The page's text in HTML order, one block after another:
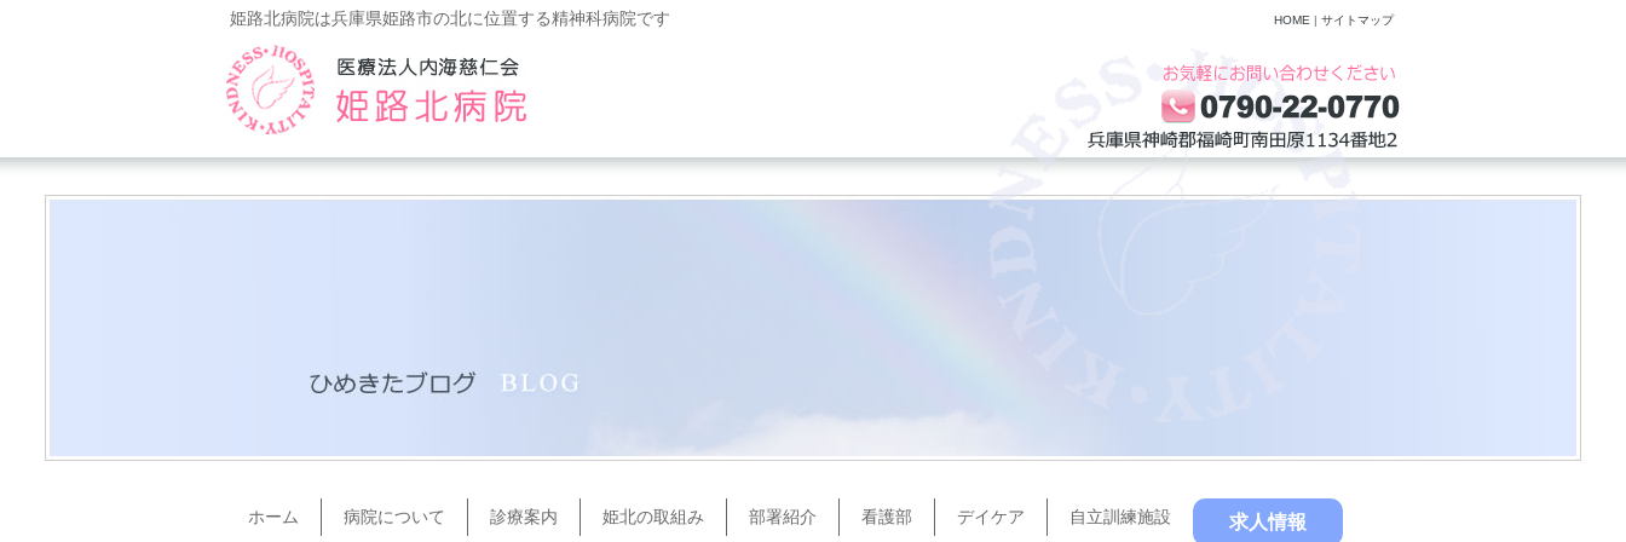
姫路北病院は兵庫県姫路市の北に位置する精神科病院です HOME | サイトマップ
ホーム 病院について 診療案内 姫北の取組み 部署紹介 看護部 デイケア 自立訓練施設 求人情報